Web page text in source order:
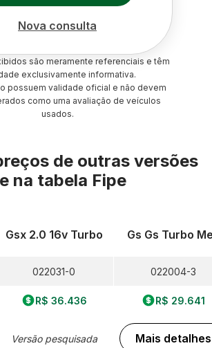
Nova consulta
são meramente referenciais e têm
exclusivamente informativa.
possuem validade oficial e não devem
como uma avaliação de veículos
usados.
de outras versões
na tabela Fipe
Gsx 2.0 16v Turbo
022031-0
R$ 36.436
Versão pesquisada
Gs Gs Turbo
022004-3
R$ 29.641
Mais detalhes